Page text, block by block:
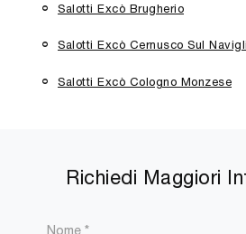
Salotti Excò Brugherio
Salotti Excò Cernusco Sul
Salotti Excò Cologno Monzese
Richiedi Maggiori